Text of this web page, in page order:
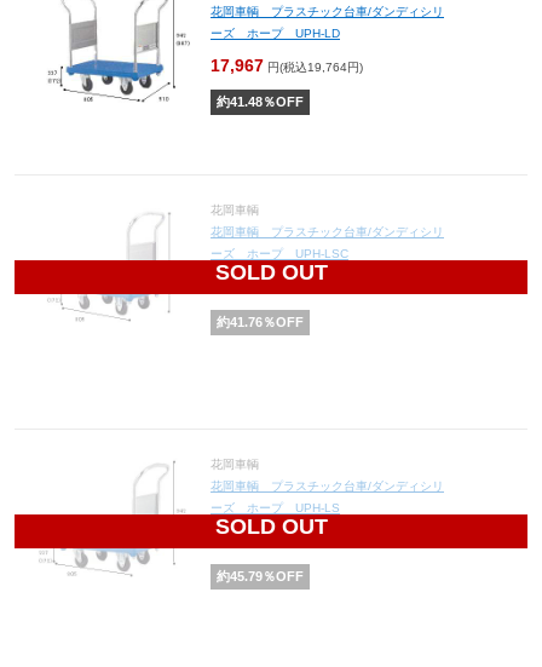
花岡車輌 プラスチック台車/ダンディシリ
ーズ ホープ UPH-LD
17,967 円(税込19,764円)
約41.48％OFF
SOLD OUT
花岡車輌
花岡車輌 プラスチック台車/ダンディシリ
ーズ ホープ UPH-LSC
16,133
約41.76％OFF
SOLD OUT
花岡車輌
花岡車輌 プラスチック台車/ダンディシリ
ーズ ホープ UPH-LS
14,365
約45.79％OFF